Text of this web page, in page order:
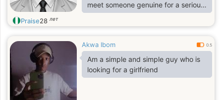
meet someone genuine for a serious
relationship. I'd describe myself as
easygoing, curious, ambitious
Praise28 лет
Akwa Ibom 0.5
Am a simple and simple guy who is
looking for a girlfriend